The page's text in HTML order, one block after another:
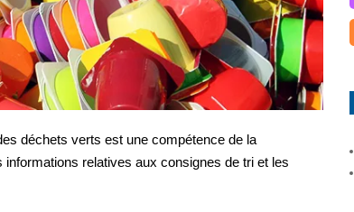
déchets verts est une compétence de la
relatives aux consignes de tri et les